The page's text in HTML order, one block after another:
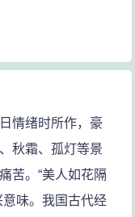
情绪时所作，豪
秋霜、孤灯等景
苦。“美人如花隔
意味。我国古代经